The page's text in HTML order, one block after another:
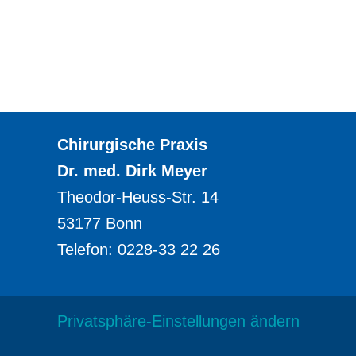
Chirurgische Praxis
Dr. med. Dirk Meyer
Theodor-Heuss-Str. 14
53177 Bonn
Telefon: 0228-33 22 26
Privatsphäre-Einstellungen ändern